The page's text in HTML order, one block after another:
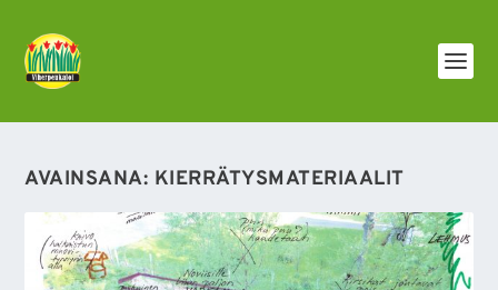
AVAINSANA: KIERRÄTYSMATERIAALIT